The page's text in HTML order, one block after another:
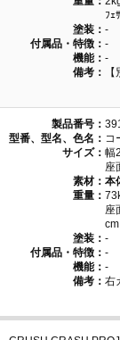
ﾌｪ
塗装： -
付属品・特徴： -
機能： -
備考：
製品番号：
型番、型名、色名： コ
サイズ： 幅
座
素材： 本
重量：
座
cm
塗装： -
付属品・特徴： -
機能： -
備考： 右